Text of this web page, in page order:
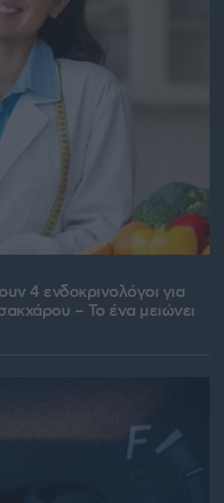
4 ενδοκρινολόγοι για
– Το ένα μειώνει